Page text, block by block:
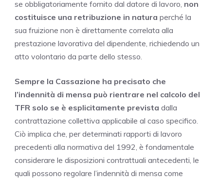
se obbligatoriamente fornito dal datore di lavoro, non
costituisce una retribuzione in natura perché la
sua fruizione non è direttamente correlata alla
prestazione lavorativa del dipendente, richiedendo un
atto volontario da parte dello stesso.
Sempre la Cassazione ha precisato che
l’indennità di mensa può rientrare nel calcolo del
TFR solo se è esplicitamente prevista dalla
contrattazione collettiva applicabile al caso specifico.
Ciò implica che, per determinati rapporti di lavoro
precedenti alla normativa del 1992, è fondamentale
considerare le disposizioni contrattuali antecedenti, le
quali possono regolare l’indennità di mensa come